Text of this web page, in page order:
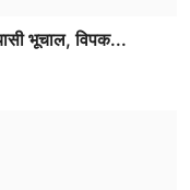
भूचाल, विपक...